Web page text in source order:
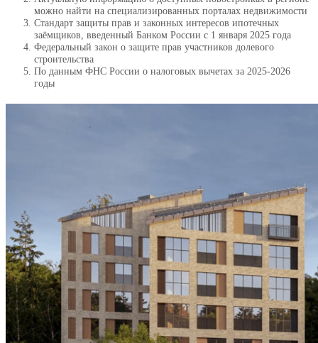
можно найти на специализированных порталах недвижимости
Стандарт защиты прав и законных интересов ипотечных
заёмщиков, введенный Банком России с 1 января 2025 года
Федеральный закон о защите прав участников долевого
строительства
По данным ФНС России о налоговых вычетах за 2025-2026
годы